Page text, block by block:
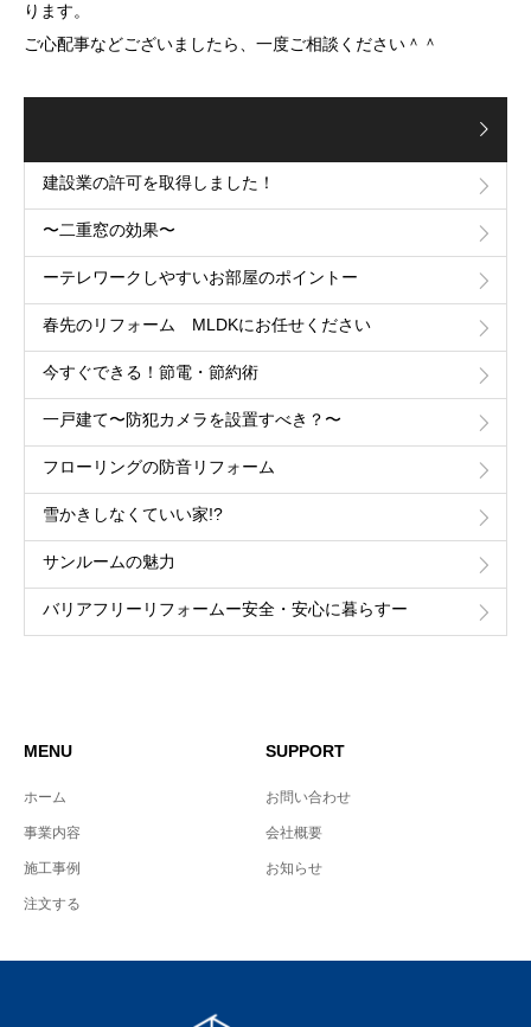
ります。
ご心配事などございましたら、一度ご相談ください＾＾
建設業の許可を取得しました！
〜二重窓の効果〜
ーテレワークしやすいお部屋のポイントー
春先のリフォーム MLDKにお任せください
今すぐできる！節電・節約術
一戸建て〜防犯カメラを設置すべき？〜
フローリングの防音リフォーム
雪かきしなくていい家!?
サンルームの魅力
バリアフリーリフォームー安全・安心に暮らすー
MENU
ホーム
事業内容
施工事例
注文する
SUPPORT
お問い合わせ
会社概要
お知らせ